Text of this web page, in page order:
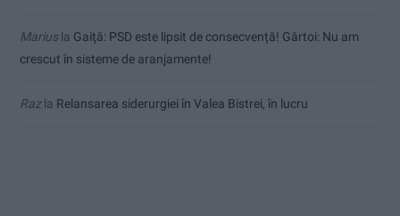
Mariusla Gaiţă: PSD este lipsit de consecvență! Gârtoi: Nu am
crescut în sisteme de aranjamente!
Razla Relansarea siderurgiei în Valea Bistrei, în lucru